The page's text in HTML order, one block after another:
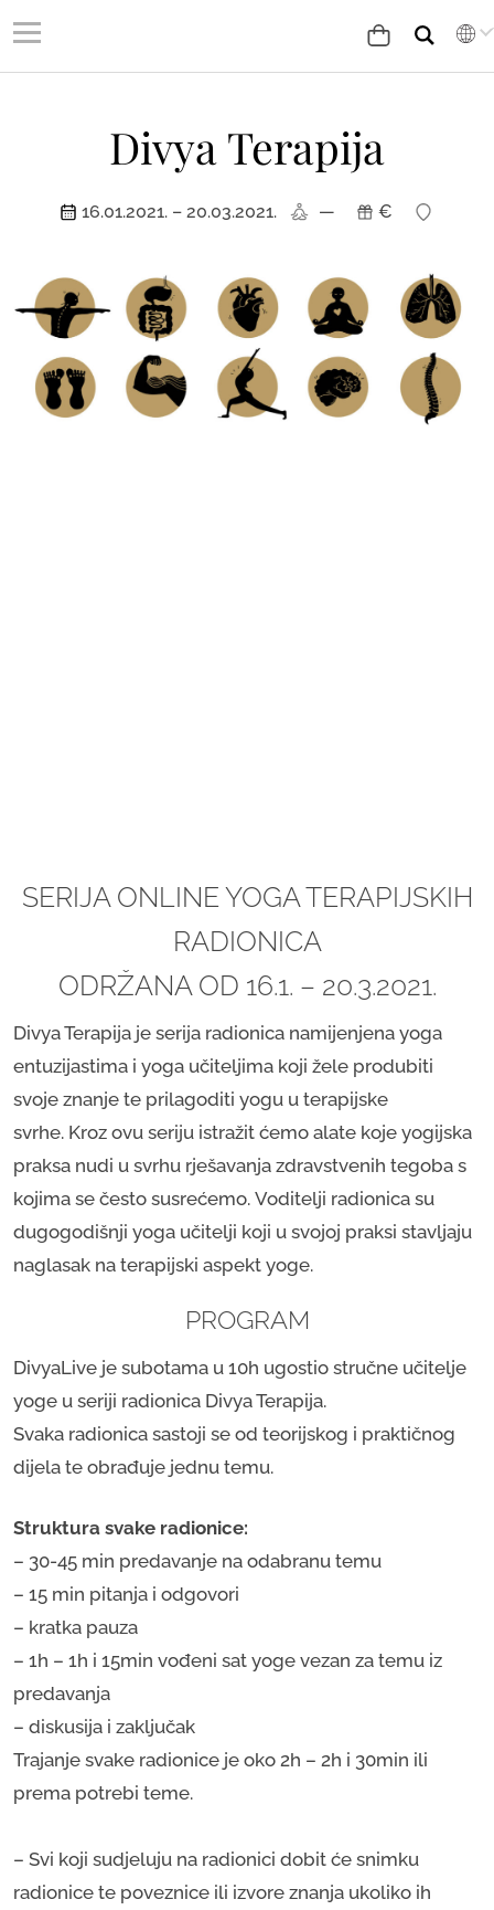
Divya Terapija
16.01.2021. – 20.03.2021. — €
SERIJA ONLINE YOGA TERAPIJSKIH
RADIONICA​
ODRŽANA OD 16.1. – 20.3.2021.
Divya Terapija je serija radionica namijenjena yoga
entuzijastima i yoga učiteljima koji žele produbiti
svoje znanje te prilagoditi yogu u terapijske
svrhe. Kroz ovu seriju istražit ćemo alate koje yogijska
praksa nudi u svrhu rješavanja zdravstvenih tegoba s
kojima se često susrećemo. Voditelji radionica su
dugogodišnji yoga učitelji koji u svojoj praksi stavljaju
naglasak na terapijski aspekt yoge.
PROGRAM
DivyaLive je subotama u 10h ugostio stručne učitelje
yoge u seriji radionica Divya Terapija.
Svaka radionica sastoji se od teorijskog i praktičnog
dijela te obrađuje jednu temu.
Struktura svake radionice:
– 30-45 min predavanje na odabranu temu
– 15 min pitanja i odgovori
– kratka pauza
– 1h – 1h i 15min vođeni sat yoge vezan za temu iz
predavanja
– diskusija i zaključak
Trajanje svake radionice je oko 2h – 2h i 30min ili
prema potrebi teme.
– ​Svi koji sudjeluju na radionici dobit će snimku
radionice te poveznice ili izvore znanja ukoliko ih